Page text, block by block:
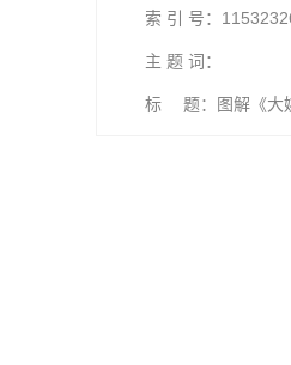
索 引 号：
主 题 词：
标 题：图解《大